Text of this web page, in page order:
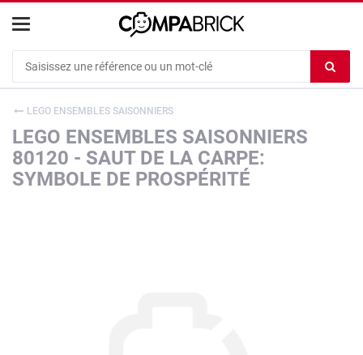
le
LEGO ENSEMBLES SAISONNIERS
LEGO ENSEMBLES SAISONNIERS
80120 - SAUT DE LA CARPE:
SYMBOLE DE PROSPÉRITÉ
Cookies management panel